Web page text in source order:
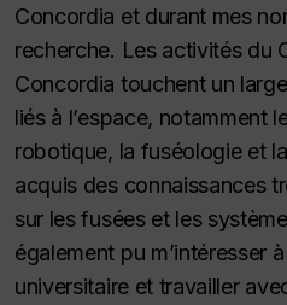
Concordia et durant mes
recherche. Les activités du
Concordia touchent un
liés à l’espace, notamment
robotique, la fuséologie et
acquis des connaissances
sur les fusées et les
également pu m’intéresser
universitaire et travailler